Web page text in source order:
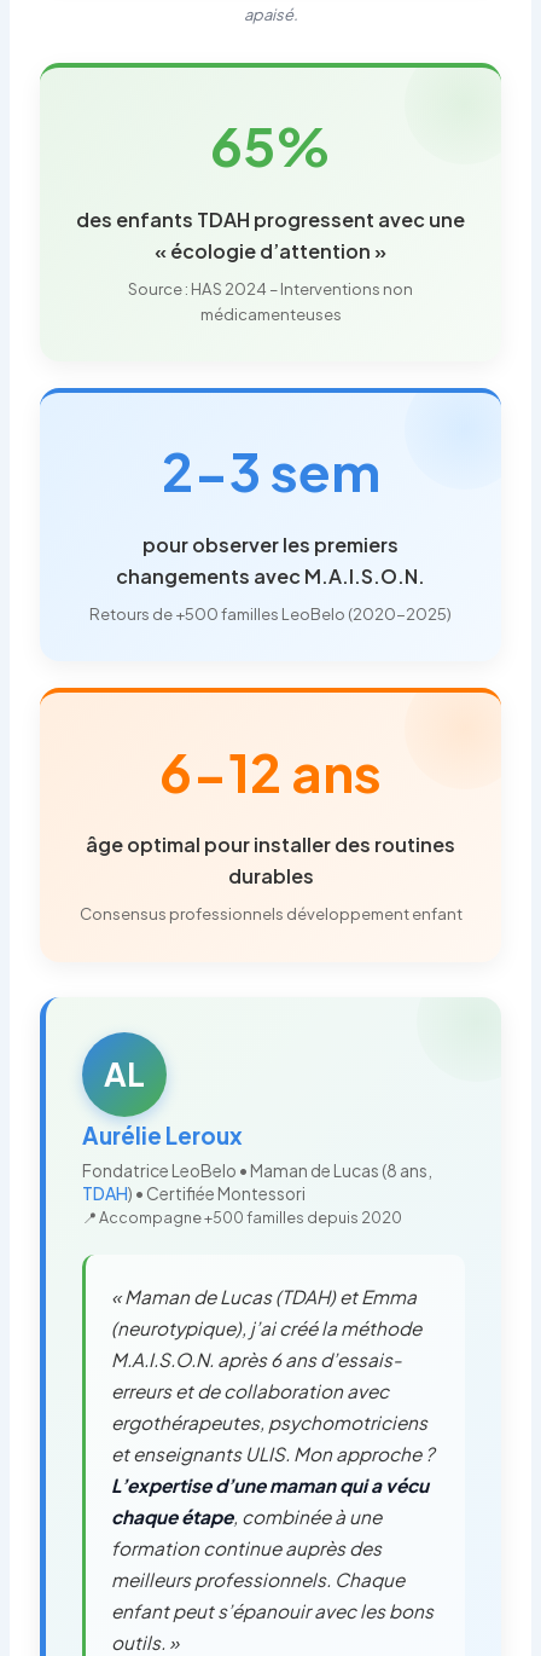
apaisé.
65%
des enfants TDAH progressent avec une
« écologie d’attention »
Source : HAS 2024 – Interventions non
médicamenteuses
2-3 sem
pour observer les premiers
changements avec M.A.I.S.O.N.
Retours de +500 familles LeoBelo (2020-2025)
6-12 ans
âge optimal pour installer des routines
durables
Consensus professionnels développement enfant
AL
Aurélie Leroux
Fondatrice LeoBelo • Maman de Lucas (8 ans,
TDAH) • Certifiée Montessori
📍 Accompagne +500 familles depuis 2020
« Maman de Lucas (TDAH) et Emma
(neurotypique), j’ai créé la méthode
M.A.I.S.O.N. après 6 ans d’essais-
erreurs et de collaboration avec
ergothérapeutes, psychomotriciens
et enseignants ULIS. Mon approche ?
L’expertise d’une maman qui a vécu
chaque étape, combinée à une
formation continue auprès des
meilleurs professionnels. Chaque
enfant peut s’épanouir avec les bons
outils. »